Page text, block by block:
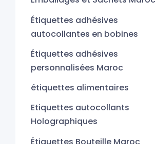
Étiquettes adhésives
autocollantes en bobines
Étiquettes adhésives
personnalisées Maroc
étiquettes alimentaires
Etiquettes autocollants
Holographiques
Étiquettes Bouteille Maroc